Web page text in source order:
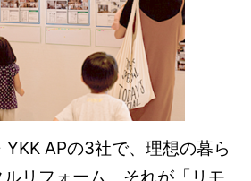
YKK APの3社で、理想の暮ら